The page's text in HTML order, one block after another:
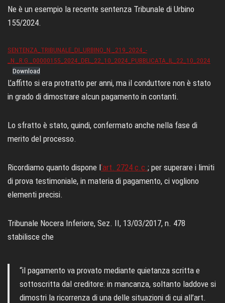
Ne è un esempio la recente sentenza Tribunale di Urbino
155/2024.
SENTENZA_TRIBUNALE_DI_URBINO_N._219_2024_-
_N._R.G._00000155_2024_DEL_22_10_2024_PUBBLICATA_IL_22_10_2024
Download
L’affitto si era protratto per anni, ma il conduttore non è stato
in grado di dimostrare alcun pagamento in contanti.
Lo sfratto è stato, quindi, confermato anche nella fase di
merito del processo.
Ricordiamo quanto dispone l‘art. 2724 c.c. ; per superare i limiti
di prova testimoniale, in materia di pagamento, ci vogliono
elementi precisi.
Tribunale Nocera Inferiore, Sez. II, 13/03/2017, n. 478
stabilisce che
“il pagamento va provato mediante quietanza scritta e
sottoscritta dal creditore: in mancanza, soltanto laddove si
dimostri la ricorrenza di una delle situazioni di cui all’art.